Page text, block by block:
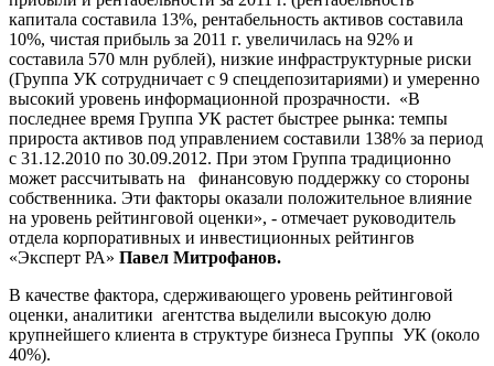
капитала составила 13%, рентабельность активов составила
10%, чистая прибыль за 2011 г. увеличилась на 92% и
составила 570 млн рублей), низкие инфраструктурные риски
(Группа УК сотрудничает с 9 спецдепозитариями) и умеренно
высокий уровень информационной прозрачности. «В
последнее время Группа УК растет быстрее рынка: темпы
прироста активов под управлением составили 138% за период
с 31.12.2010 по 30.09.2012. При этом Группа традиционно
может рассчитывать на финансовую поддержку со стороны
собственника. Эти факторы оказали положительное влияние
на уровень рейтинговой оценки», - отмечает руководитель
отдела корпоративных и инвестиционных рейтингов
«Эксперт РА» Павел Митрофанов.
В качестве фактора, сдерживающего уровень рейтинговой
оценки, аналитики агентства выделили высокую долю
крупнейшего клиента в структуре бизнеса Группы УК (около
40%).